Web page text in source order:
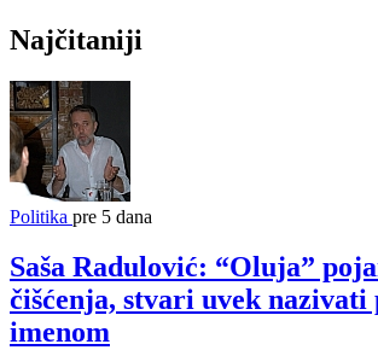
Najčitaniji
Politika pre 5 dana
Saša Radulović: “Oluja”
čišćenja, stvari uvek
imenom